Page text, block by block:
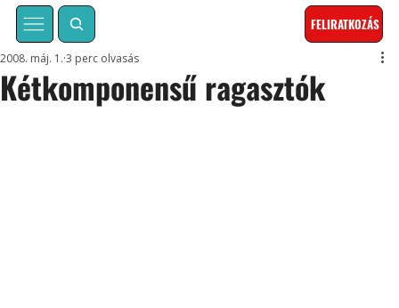
FELIRATKOZÁS
Kétkomponensű ragasztók
2008. máj. 1. 3 perc olvasás